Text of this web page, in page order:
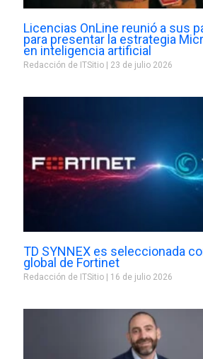
Licencias OnLine reunió a sus
para presentar la estrategia
en inteligencia artificial
Redacción de ITSitio 23 de julio 2026
TD SYNNEX es seleccionada
global de Fortinet
Redacción de ITSitio 16 de julio 2026